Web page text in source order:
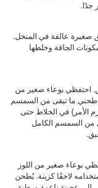
جدًا.
عالقة في المنخل.
الجافة وخلطها
احتفظي بوعاء صغير من
ما تبقى من السمسم
الأمر) في الخلاط حتى
من السمسم الكامل
بوعاء صغير من اللوز
لاحقًا كزينة. يُطحن